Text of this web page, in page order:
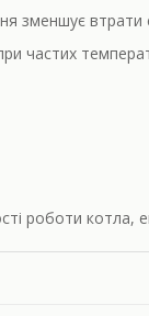
втрати
частих
роботи котла,